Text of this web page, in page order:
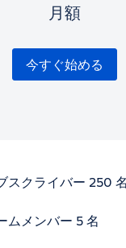
月額
今すぐ始める
スクライバー 250 名
ムメンバー 5 名